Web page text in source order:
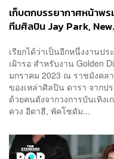
เก็บตกบรรยากาศหน้าพ
ทีมศิลปิน Jay Park,
เรียกได้ว่าเป็นอีกหนึ่งงานป
เฝ้ารอ สำหรับงาน Golden
มกราคม 2023 ณ ราชมังคล
ของเหล่าศิลปิน ดารา จากป
ด้วยคนดังจากวงการบันเทิง
ควง อีดาฮี, พัคโซดัม...